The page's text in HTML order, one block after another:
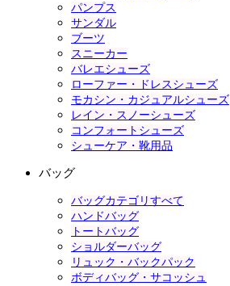
パンプス
サンダル
ブーツ
スニーカー
バレエシューズ
ローファー・ドレスシューズ
モカシン・カジュアルシューズ
レイン・スノーシューズ
コンフォートシューズ
シューケア・靴用品
バッグ
バッグカテゴリすべて
ハンドバッグ
トートバッグ
ショルダーバッグ
リュック・バックパック
ボディバッグ・サコッシュ